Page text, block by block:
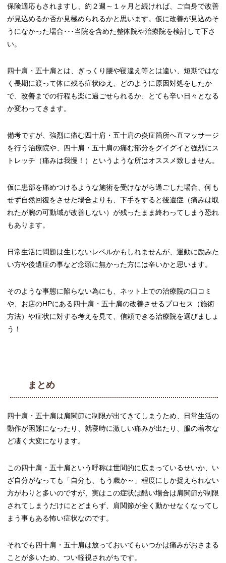
保険適応もされますし、約２週～１ヶ月と続ければ、ご自身で改善
が見込めるか否か見極められるかと思います。仮に改善が見込めそ
うになかった場合･･･当院を含めた整体院や治療院を検討して下さ
い。
四十肩・五十肩とは、ぎっくり腰や寝違え等とは違い、短期ではな
く長期に渡って体に残る症状ゆえ、どのように原因対処をしたか
で、改善までの行程も楽に過ごせられるか、とても辛い日々となる
か変わってきます。
備考ですが、強烈に痛む四十肩・五十肩の炎症箇所へ直マッサージ
を行う治療院や、四十肩・五十肩の痛む部分をグイグイと強烈にス
トレッチ（痛みは我慢！）というような所はオススメ致しません。
仮に患部を痛めつけるような施術を受けながら過ごした場合、何も
せず自然回復をさせた場合よりも、下手をすると後遺症（痛みは取
れたが腕の可動域が改善しない）が残ったまま終わってしまう恐れ
もあります。
日常生活に問題は生じないレベルかもしれませんが、運動に励みた
い方や後遺症の事など念頭に無かった方には辛いかと思います。
そのような事態に陥らない為にも、ネット上での治療院の口コミ
や、お店のHPにある四十肩・五十肩の改善させるプロセス（施術
方法）や症状に対する考えを見て、信頼できる治療院を選びましょ
う！
まとめ
四十肩・五十肩は肩関節に制限が出てきてしまうため、日常生活の
動作が困難になったり、就寝時に激しい痛みが出たり、服の着衣な
ど凄く大変になります。
この四十肩・五十肩という呼称は世間的に広まっているせいか、い
ざ自分がなっても「自分も、もう歳か～」程度にしか捉えられない
方がわりと多いのですが、実はこの症状は酷い場合は肩関節が制限
されてしまうだけにとどまらず、肩関節が全く動かせなくなってし
まう事もある怖い症状なのです。
それでも四十肩・五十肩は放っておいてもいつかは痛みがおさまる
ことが多いため、つい軽視されがちです。